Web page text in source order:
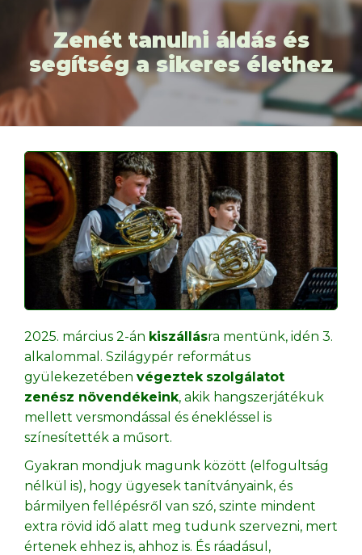
Zenét tanulni áldás és
segítség a sikeres élethez
2025. március 2-án kiszállásra mentünk, idén 3.
alkalommal. Szilágypér református
gyülekezetében végeztek szolgálatot
zenész növendékeink, akik hangszerjátékuk
mellett versmondással és énekléssel is
színesítették a műsort.
Gyakran mondjuk magunk között (elfogultság
nélkül is), hogy ügyesek tanítványaink, és
bármilyen fellépésről van szó, szinte mindent
extra rövid idő alatt meg tudunk szervezni, mert
értenek ehhez is, ahhoz is. És ráadásul,